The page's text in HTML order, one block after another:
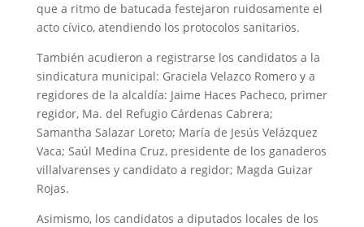
que a ritmo de batucada festejaron ruidosamente el
acto cívico, atendiendo los protocolos sanitarios.
También acudieron a registrarse los candidatos a la
sindicatura municipal: Graciela Velazco Romero y a
regidores de la alcaldía: Jaime Haces Pacheco, primer
regidor, Ma. del Refugio Cárdenas Cabrera;
Samantha Salazar Loreto; María de Jesús Velázquez
Vaca; Saúl Medina Cruz, presidente de los ganaderos
villalvarenses y candidato a regidor; Magda Guizar
Rojas.
Asimismo, los candidatos a diputados locales de los